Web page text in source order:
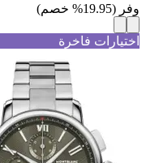
وفر (
19.95
% خصم)
اختيارات فاخرة